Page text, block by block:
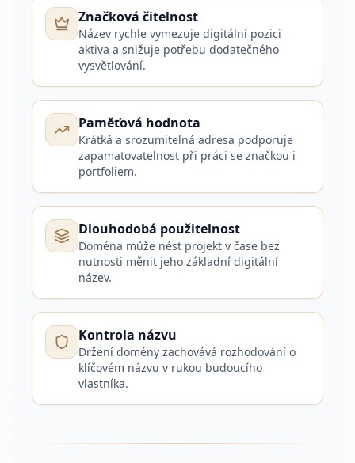
Značková čitelnost
Název rychle vymezuje digitální pozici
aktiva a snižuje potřebu dodatečného
vysvětlování.
Paměťová hodnota
Krátká a srozumitelná adresa podporuje
zapamatovatelnost při práci se značkou i
portfoliem.
Dlouhodobá použitelnost
Doména může nést projekt v čase bez
nutnosti měnit jeho základní digitální
název.
Kontrola názvu
Držení domény zachovává rozhodování o
klíčovém názvu v rukou budoucího
vlastníka.